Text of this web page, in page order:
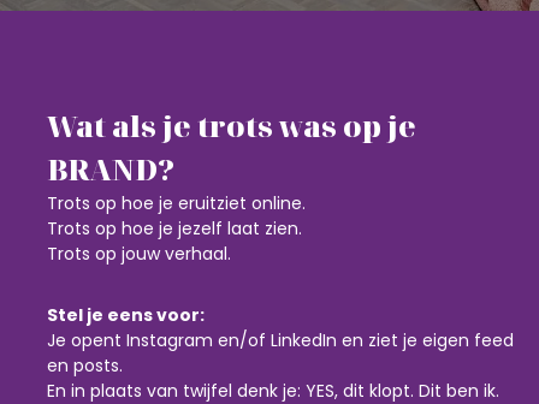
Wat als je trots was op je
BRAND?
Trots op hoe je eruitziet online.
Trots op hoe je jezelf laat zien.
Trots op jouw verhaal.
Stel je eens voor:
Je opent Instagram en/of LinkedIn en ziet je eigen feed
en posts.
En in plaats van twijfel denk je: YES, dit klopt. Dit ben ik.